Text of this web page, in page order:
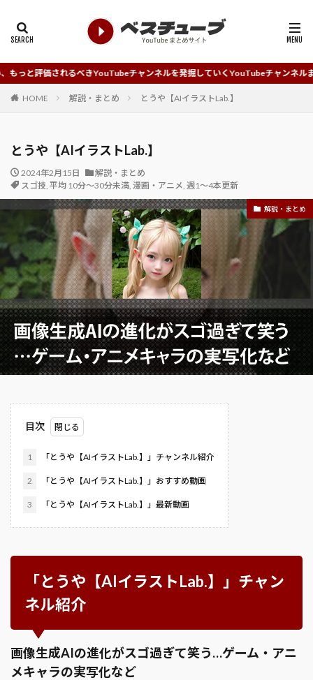
るべきYouTubeチャンネルを発掘していくYouTubeチャンネルまとめサイトです
HOME 解説・まとめ とうや【AIイラストLab.】
とうや【AIイラストLab.】
2024年2月15日
解説・まとめ
スゴ技, 平均 10分～30分未満, 漫画・アニメ, 週1～4本更新
解説・まとめ
目次
1 「とうや【AIイラストLab.】」チャンネル紹介
2 「とうや【AIイラストLab.】」おすすめ動画
3 「とうや【AIイラストLab.】」最新動画
「とうや【AIイラストLab.】」チャン
ネル紹介
画像生成AIの進化がスゴ過ぎて笑う…ゲーム・アニ
メキャラの実写化など